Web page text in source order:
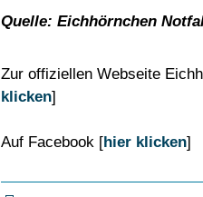
Quelle: Eichhörnchen
Zur offiziellen Webseite
klicken]
Auf Facebook [hier klicken]